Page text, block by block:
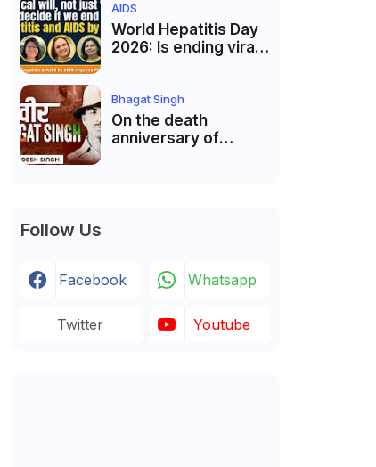
of Unity and Culture
AIDS
World Hepatitis Day
2026: Is ending viral
Political will will be
the biggest deciding
factor.
Bhagat Singh
On the death
anniversary of
Follow Us
Facebook Whatsapp
Twitter Youtube